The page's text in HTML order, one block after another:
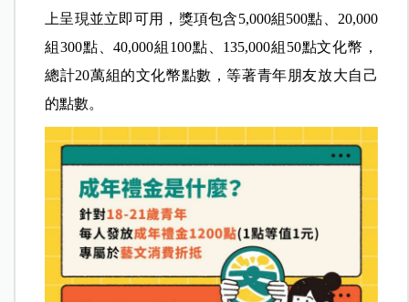
上呈現並立即可用，獎項包含5,000組500點、20,000
組300點、40,000組100點、135,000組50點文化幣，
總計20萬組的文化幣點數，等著青年朋友放大自己
的點數。